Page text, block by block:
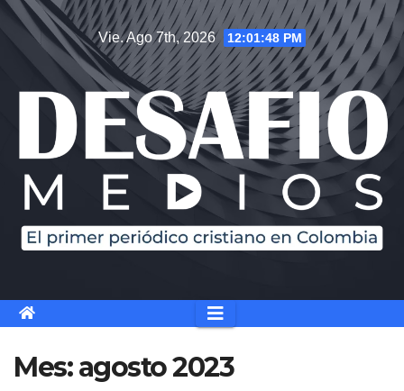
Saltar
contenido
Vie. Ago 7th, 2026 12:01:49 PM
Mes:agosto 2023